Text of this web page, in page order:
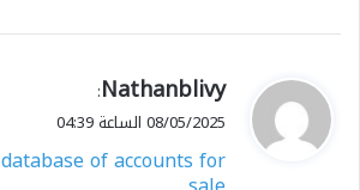
ي
ق
ل
Nathanblivy
:
08/05/2025 الساعة 04:39
database of accounts for